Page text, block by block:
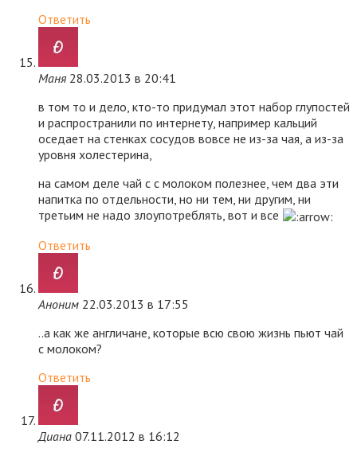
Ответить
Маня 28.03.2013 в 20:41
в том то и дело, кто-то придумал этот набор глупостей
и распространили по интернету, например кальций
оседает на стенках сосудов вовсе не из-за чая, а из-за
уровня холестерина,
на самом деле чай с с молоком полезнее, чем два эти
напитка по отдельности, но ни тем, ни другим, ни
третьим не надо злоупотреблять, вот и все
Ответить
Аноним 22.03.2013 в 17:55
..а как же англичане, которые всю свою жизнь пьют чай
с молоком?
Ответить
Диана 07.11.2012 в 16:12